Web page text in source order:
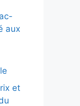
aux
et